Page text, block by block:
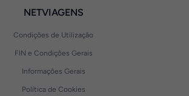
NETVIAGENS
Condições de Utilização
FIN e Condições Gerais
Informações Gerais
Política de Cookies